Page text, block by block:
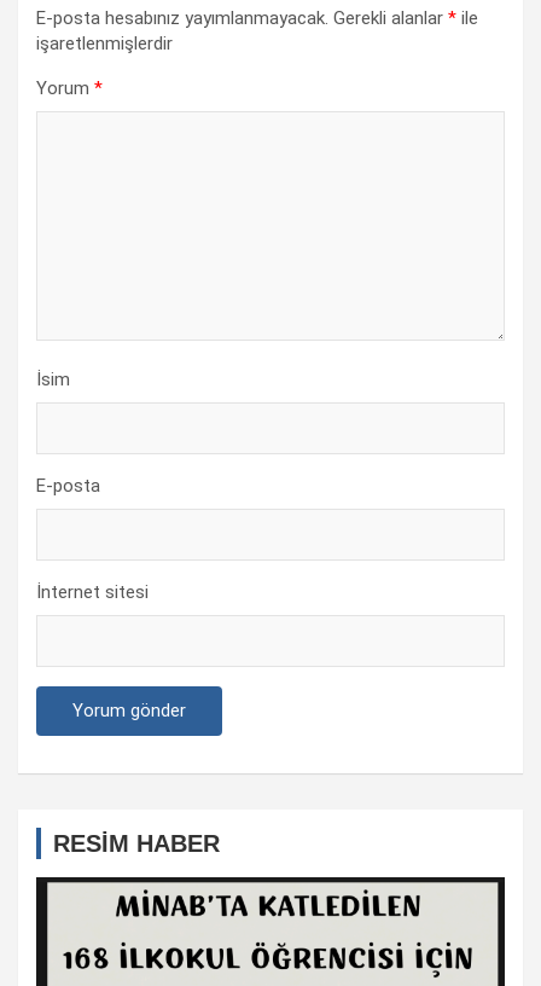
E-posta hesabınız yayımlanmayacak. Gerekli alanlar * ile
işaretlenmişlerdir
Yorum *
İsim
E-posta
İnternet sitesi
RESİM HABER